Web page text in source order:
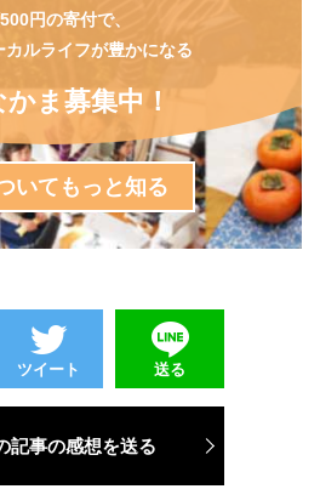
円の寄付で、
カルライフが豊かになる
ま募集中！
いてもっと知る
ツイート 送る
記事の感想を送る